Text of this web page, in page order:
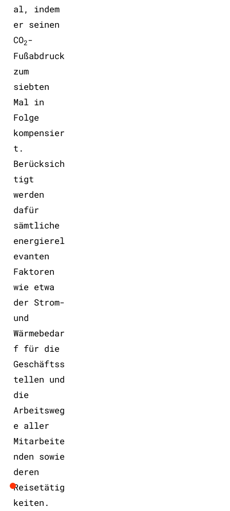
al, indem
er seinen
CO2-
Fußabdruck
zum
siebten
Mal in
Folge
kompensier
t.
Berücksich
tigt
werden
dafür
sämtliche
energierel
evanten
Faktoren
wie etwa
der Strom-
und
Wärmebedar
f für die
Geschäftss
tellen und
die
Arbeitsweg
e aller
Mitarbeite
nden sowie
deren
Reisetätig
keiten.